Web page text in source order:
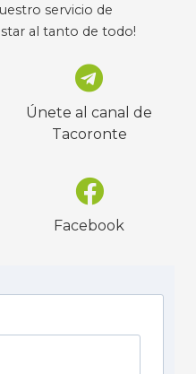
servicio de
al tanto de todo!
Únete al canal de
Tacoronte
Facebook